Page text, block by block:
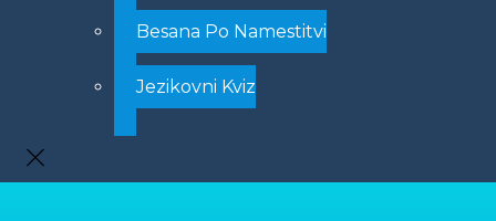
Besana Po Namestitvi
Jezikovni Kviz